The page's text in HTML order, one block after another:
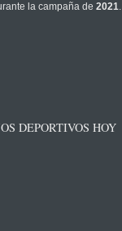
la campaña de 2021.
DEPORTIVOS HOY